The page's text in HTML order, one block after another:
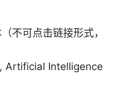
不可点击链接形式，
Artificial Intelligence